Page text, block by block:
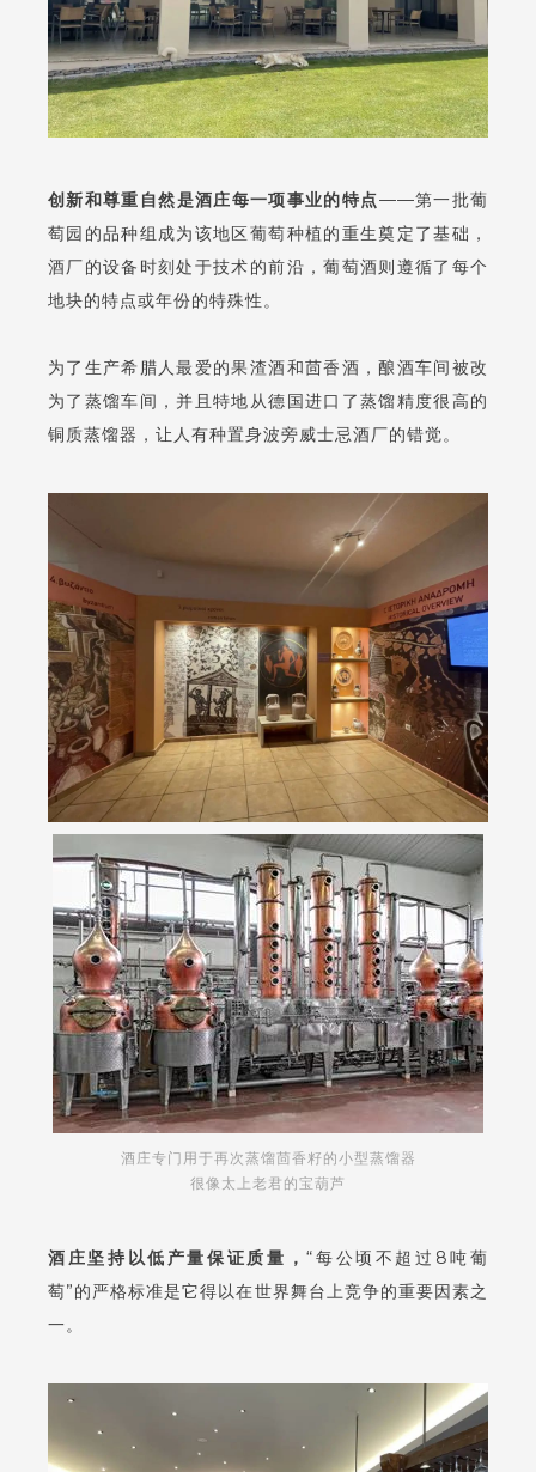
创新和尊重自然是酒庄每一项事业的特点——第一批葡
萄园的品种组成为该地区葡萄种植的重生奠定了基础，
酒厂的设备时刻处于技术的前沿，葡萄酒则遵循了每个
地块的特点或年份的特殊性。
为了生产希腊人最爱的果渣酒和茴香酒，酿酒车间被改
为了蒸馏车间，并且特地从德国进口了蒸馏精度很高的
铜质蒸馏器，让人有种置身波旁威士忌酒厂的错觉。
酒庄专门用于再次蒸馏茴香籽的小型蒸馏器
很像太上老君的宝葫芦
酒庄坚持以低产量保证质量 ，“每公顷不超过8吨葡
萄”的严格标准是它得以在世界舞台上竞争的重要因素之
一。